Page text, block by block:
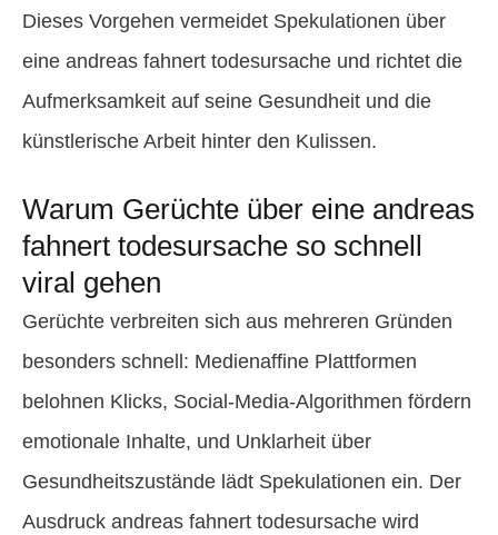
Dieses Vorgehen vermeidet Spekulationen über
eine andreas fahnert todesursache und richtet die
Aufmerksamkeit auf seine Gesundheit und die
künstlerische Arbeit hinter den Kulissen.
Warum Gerüchte über eine andreas
fahnert todesursache so schnell
viral gehen
Gerüchte verbreiten sich aus mehreren Gründen
besonders schnell: Medienaffine Plattformen
belohnen Klicks, Social-Media-Algorithmen fördern
emotionale Inhalte, und Unklarheit über
Gesundheitszustände lädt Spekulationen ein. Der
Ausdruck andreas fahnert todesursache wird